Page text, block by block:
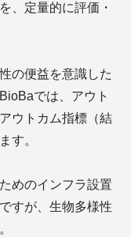
、定量的に評価・
の便益を意識した
では、アウト
ウトカム指標（結
す。
めのインフラ設置
すが、生物多様性